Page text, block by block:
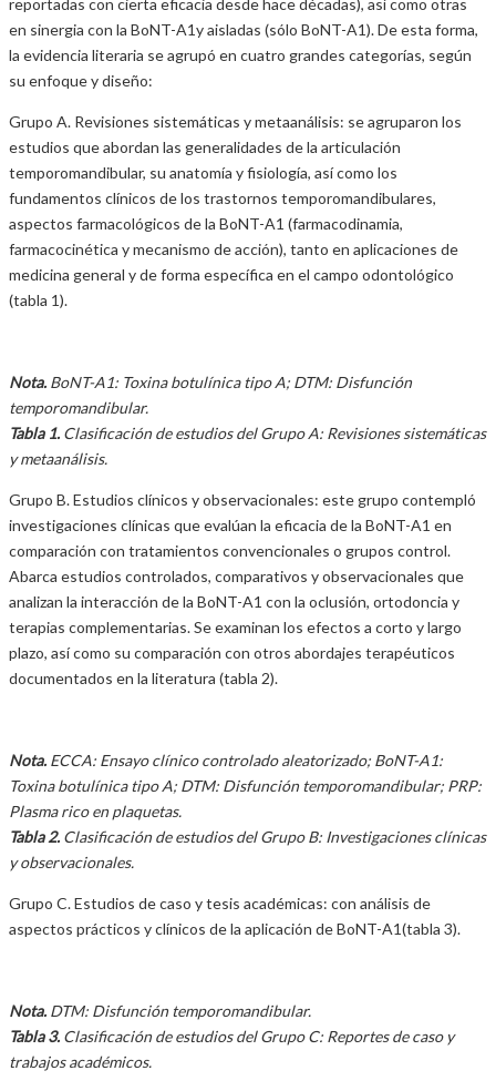
en sinergia con la BoNT-A1y aisladas (sólo BoNT-A1). De esta forma,
la evidencia literaria se agrupó en cuatro grandes categorías, según
su enfoque y diseño:
Grupo A. Revisiones sistemáticas y metaanálisis: se agruparon los
estudios que abordan las generalidades de la articulación
temporomandibular, su anatomía y fisiología, así como los
fundamentos clínicos de los trastornos temporomandibulares,
aspectos farmacológicos de la BoNT-A1 (farmacodinamia,
farmacocinética y mecanismo de acción), tanto en aplicaciones de
medicina general y de forma específica en el campo odontológico
(tabla 1).
Nota. BoNT-A1: Toxina botulínica tipo A; DTM: Disfunción
temporomandibular.
Tabla 1. Clasificación de estudios del Grupo A: Revisiones sistemáticas
y metaanálisis.
Grupo B. Estudios clínicos y observacionales: este grupo contempló
investigaciones clínicas que evalúan la eficacia de la BoNT-A1 en
comparación con tratamientos convencionales o grupos control.
Abarca estudios controlados, comparativos y observacionales que
analizan la interacción de la BoNT-A1 con la oclusión, ortodoncia y
terapias complementarias. Se examinan los efectos a corto y largo
plazo, así como su comparación con otros abordajes terapéuticos
documentados en la literatura (tabla 2).
Nota. ECCA: Ensayo clínico controlado aleatorizado; BoNT-A1:
Toxina botulínica tipo A; DTM: Disfunción temporomandibular; PRP:
Plasma rico en plaquetas.
Tabla 2. Clasificación de estudios del Grupo B: Investigaciones clínicas
y observacionales.
Grupo C. Estudios de caso y tesis académicas: con análisis de
aspectos prácticos y clínicos de la aplicación de BoNT-A1(tabla 3).
Nota. DTM: Disfunción temporomandibular.
Tabla 3. Clasificación de estudios del Grupo C: Reportes de caso y
trabajos académicos.